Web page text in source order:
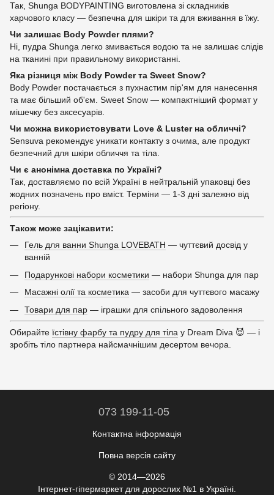
Так, Shunga BODYPAINTING виготовлена зі складників
харчового класу — безпечна для шкіри та для вживання в їжу.
Чи залишає Body Powder плями?
Ні, пудра Shunga легко змивається водою та не залишає слідів
на тканині при правильному використанні.
Яка різниця між Body Powder та Sweet Snow?
Body Powder постачається з пухнастим пір'ям для нанесення
та має більший об'єм. Sweet Snow — компактніший формат у
мішечку без аксесуарів.
Чи можна використовувати Love & Luster на обличчі?
Sensuva рекомендує уникати контакту з очима, але продукт
безпечний для шкіри обличчя та тіла.
Чи є анонімна доставка по Україні?
Так, доставляємо по всій Україні в нейтральній упаковці без
жодних позначень про вміст. Терміни — 1-3 дні залежно від
регіону.
Також може зацікавити:
Гель для ванни Shunga LOVEBATH — чуттєвий досвід у
ванній
Подарункові набори косметики — набори Shunga для пар
Масажні олії та косметика — засоби для чуттєвого масажу
Товари для пар — іграшки для спільного задоволення
Обирайте їстівну фарбу та пудру для тіла у Dream Diva 😈 — і
зробіть тіло партнера найсмачнішим десертом вечора.
073 199-11-05
Контактна інформація
Повна версія сайту
© 2014—2026
Інтернет-гіпермаркет для дорослих №1 в Україні.